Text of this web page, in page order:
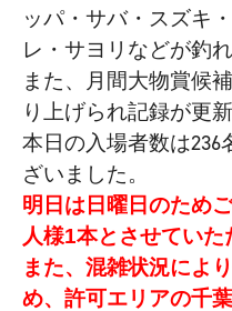
ッパ・サバ・スズキ
レ・サヨリなどが釣
また、月間大物賞候
り上げられ記録が更
本日の入場者数は
ざいました。
明日は日曜日のため
人様1本とさせていた
また、混雑状況によ
め、許可エリアの千